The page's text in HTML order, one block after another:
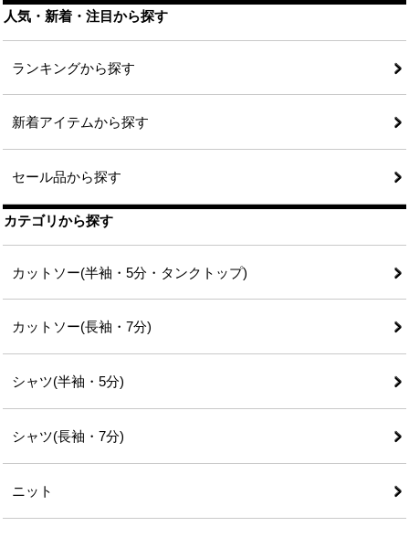
人気・新着・注目から探す
ランキングから探す
新着アイテムから探す
セール品から探す
カテゴリから探す
カットソー(半袖・5分・タンクトップ)
カットソー(長袖・7分)
シャツ(半袖・5分)
シャツ(長袖・7分)
ニット